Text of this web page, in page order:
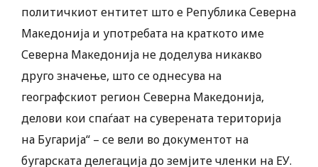
политичкиот ентитет што е Република Северна
Македонија и употребата на краткото име
Северна Македонија не доделува никакво
друго значење, што се однесува на
географскиот регион Северна Македонија,
делови кои спаѓаат на суверената територија
на Бугарија“ – се вели во документот на
бугарската делегација до земјите членки на ЕУ.